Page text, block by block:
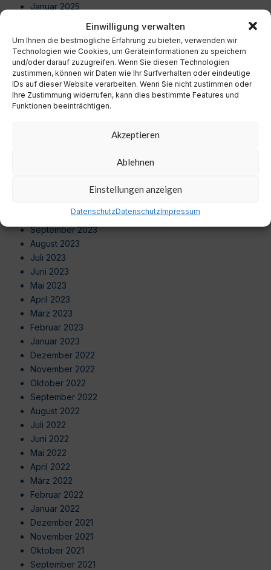
Einwilligung verwalten
Um Ihnen die bestmögliche Erfahrung zu bieten, verwenden wir
Technologien wie Cookies, um Geräteinformationen zu speichern
und/oder darauf zuzugreifen. Wenn Sie diesen Technologien
zustimmen, können wir Daten wie Ihr Surfverhalten oder eindeutige
IDs auf dieser Website verarbeiten. Wenn Sie nicht zustimmen oder
Ihre Zustimmung widerrufen, kann dies bestimmte Features und
Funktionen beeinträchtigen.
Akzeptieren
Ablehnen
Einstellungen anzeigen
DatenschutzDatenschutzImpressum
Januar 2025
Oktober 2024
September 2024
August 2024
Juli 2024
Juni 2024
Dezember 2023
Oktober 2023
September 2023
August 2023
Juli 2023
Juni 2023
Mai 2023
April 2023
März 2023
Februar 2023
Januar 2023
Dezember 2022
November 2022
Oktober 2022
September 2022
August 2022
Juli 2022
Juni 2022
Mai 2022
April 2022
März 2022
Februar 2022
Januar 2022
Dezember 2021
November 2021
Oktober 2021
September 2021